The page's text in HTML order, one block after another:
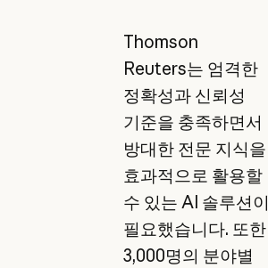
Thomson
Reuters는 엄격한
정확성과 신뢰성
기준을 충족하면서
방대한 전문 지식을
효과적으로 활용할
수 있는 AI 솔루션이
필요했습니다. 또한
3,000명의 분야별